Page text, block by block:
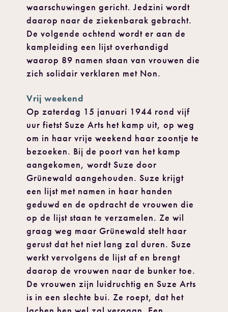
waarschuwingen gericht. Jedzini wordt
daarop naar de ziekenbarak gebracht.
De volgende ochtend wordt er aan de
kampleiding een lijst overhandigd
waarop 89 namen staan van vrouwen die
zich solidair verklaren met Non.
Vrij weekend
Op zaterdag 15 januari 1944 rond vijf
uur fietst Suze Arts het kamp uit, op weg
om in haar vrije weekend haar zoontje te
bezoeken. Bij de poort van het kamp
aangekomen, wordt Suze door
Grünewald aangehouden. Suze krijgt
een lijst met namen in haar handen
geduwd en de opdracht de vrouwen die
op de lijst staan te verzamelen. Ze wil
graag weg maar Grünewald stelt haar
gerust dat het niet lang zal duren. Suze
werkt vervolgens de lijst af en brengt
daarop de vrouwen naar de bunker toe.
De vrouwen zijn luidruchtig en Suze Arts
is in een slechte bui. Ze roept, dat het